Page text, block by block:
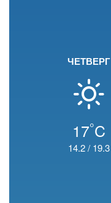
ЧЕТВЕРГ
17°C
14.2/ 19.3